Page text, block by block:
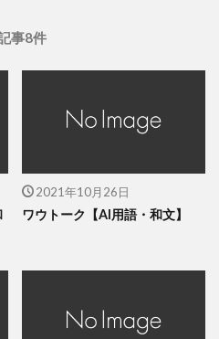
事8件
2021年10月26日
ワウトーク【AI用語・和文】